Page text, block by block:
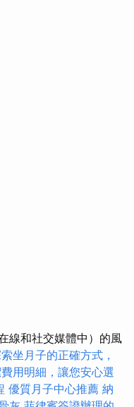
線和社交媒體中）的風
坐月子的正確方式，
用明細，讓您安心選
優質月子中心推薦 納